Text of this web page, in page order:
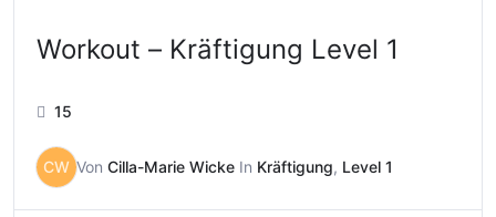
Workout – Kräftigung Level 1
15
CW Von Cilla-Marie Wicke In Kräftigung, Level 1